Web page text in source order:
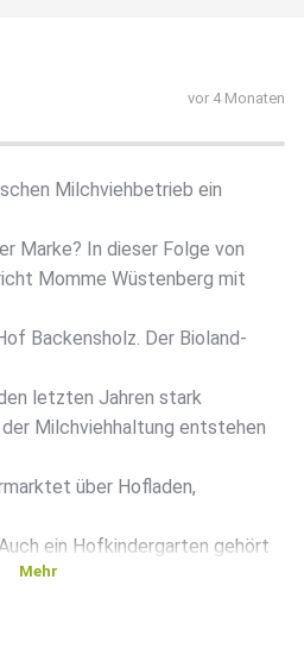
vor 4 Monaten
Milchviehbetrieb ein
Marke? In dieser Folge von
Momme Wüstenberg mit
Backensholz. Der Bioland-
letzten Jahren stark
Milchviehhaltung entstehen
über Hofladen,
ein Hofkindergarten gehört
Mehr